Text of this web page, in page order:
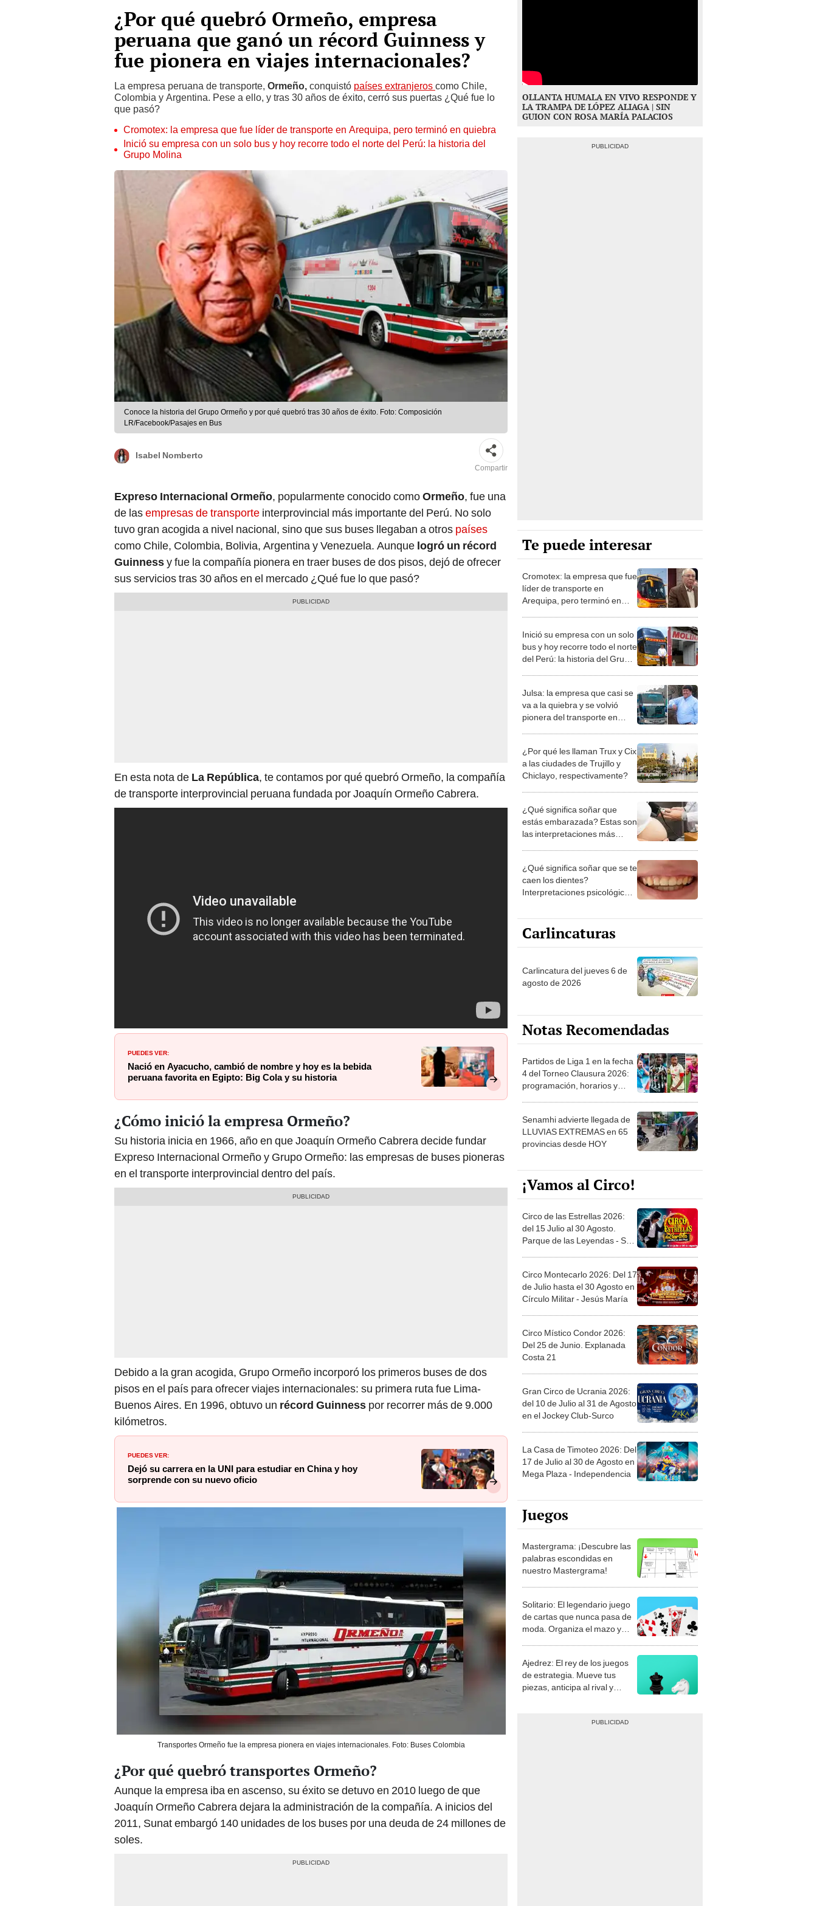
¿Por qué quebró Ormeño, empresa
peruana que ganó un récord Guinness y
fue pionera en viajes internacionales?
La empresa peruana de transporte, Ormeño, conquistó países extranjeros como Chile,
Colombia y Argentina. Pese a ello, y tras 30 años de éxito, cerró sus puertas ¿Qué fue lo
que pasó?
Cromotex: la empresa que fue líder de transporte en Arequipa, pero terminó en quiebra
Inició su empresa con un solo bus y hoy recorre todo el norte del Perú: la historia del
Grupo Molina
Conoce la historia del Grupo Ormeño y por qué quebró tras 30 años de éxito. Foto: Composición
LR/Facebook/Pasajes en Bus
Isabel Nomberto
Compartir
Expreso Internacional Ormeño, popularmente conocido comoOrmeño, fue una
de lasempresas de transporte interprovincial más importante del Perú. No solo
tuvo gran acogida a nivel nacional, sino que sus buses llegaban a otros países
como Chile, Colombia, Bolivia, Argentina y Venezuela. Aunque logró un récord
Guinnessy fue la compañía pionera en traer buses de dos pisos, dejó de ofrecer
sus servicios tras 30 años en el mercado ¿Qué fue lo que pasó?
En esta nota de La República, te contamos por qué quebró Ormeño, la compañía
de transporte interprovincial peruana fundada por Joaquín Ormeño Cabrera.
PUEDES VER:
Nació en Ayacucho, cambió de nombre y hoy es la bebida
peruana favorita en Egipto: Big Cola y su historia
¿Cómo inició la empresa Ormeño?
Su historia inicia en 1966, año en que Joaquín Ormeño Cabrera decide fundar
Expreso Internacional Ormeño y Grupo Ormeño: las empresas de buses pioneras
en el transporte interprovincial dentro del país.
Debido a la gran acogida, Grupo Ormeño incorporó los primeros buses de dos
pisos en el país para ofrecer viajes internacionales: su primera ruta fue Lima-
Buenos Aires. En 1996, obtuvo un récord Guinness por recorrer más de 9.000
kilómetros.
PUEDES VER:
Dejó su carrera en la UNI para estudiar en China y hoy
sorprende con su nuevo oficio
Transportes Ormeño fue la empresa pionera en viajes internacionales. Foto: Buses Colombia
¿Por qué quebró transportes Ormeño?
Aunque la empresa iba en ascenso, su éxito se detuvo en 2010 luego de que
Joaquín Ormeño Cabrera dejara la administración de la compañía. A inicios del
2011, Sunat embargó 140 unidades de los buses por una deuda de 24 millones de
soles.
OLLANTA HUMALA EN VIVO RESPONDE Y
LA TRAMPA DE LÓPEZ ALIAGA | SIN
GUION CON ROSA MARÍA PALACIOS
Te puede interesar
Cromotex: la empresa que fue
líder de transporte en
Arequipa, pero terminó en
Inició su empresa con un solo
bus y hoy recorre todo el norte
del Perú: la historia del Grupo
Julsa: la empresa que casi se
va a la quiebra y se volvió
pionera del transporte en
¿Por qué les llaman Trux y Cix
a las ciudades de Trujillo y
Chiclayo, respectivamente?
¿Qué significa soñar que
estás embarazada? Estas son
las interpretaciones más
¿Qué significa soñar que se te
caen los dientes?
Interpretaciones psicológicas
Carlincaturas
Carlincatura del jueves 6 de
agosto de 2026
Notas Recomendadas
Partidos de Liga 1 en la fecha
4 del Torneo Clausura 2026:
programación, horarios y
Senamhi advierte llegada de
LLUVIAS EXTREMAS en 65
provincias desde HOY
¡Vamos al Circo!
Circo de las Estrellas 2026:
del 15 Julio al 30 Agosto.
Parque de las Leyendas - San
Circo Montecarlo 2026: Del 17
de Julio hasta el 30 Agosto en
Círculo Militar - Jesús María
Circo Místico Condor 2026:
Del 25 de Junio. Explanada
Costa 21
Gran Circo de Ucrania 2026:
del 10 de Julio al 31 de Agosto
en el Jockey Club-Surco
La Casa de Timoteo 2026: Del
17 de Julio al 30 de Agosto en
Mega Plaza - Independencia
Juegos
Mastergrama: ¡Descubre las
palabras escondidas en
nuestro Mastergrama!
Solitario: El legendario juego
de cartas que nunca pasa de
moda. Organiza el mazo y
Ajedrez: El rey de los juegos
de estrategia. Mueve tus
piezas, anticipa al rival y